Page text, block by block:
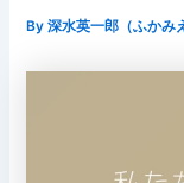
By深水英一郎（ふかみ